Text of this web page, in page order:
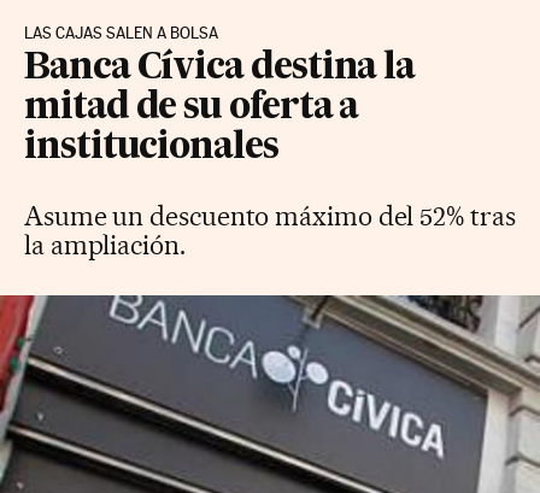
LAS CAJAS SALEN A BOLSA
Banca Cívica destina la
mitad de su oferta a
institucionales
Asume un descuento máximo del 52% tras
la ampliación.